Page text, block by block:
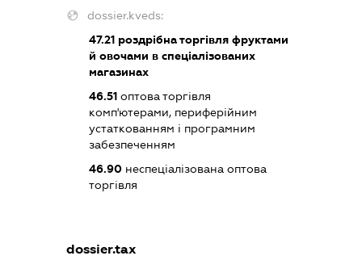
dossier.kveds:
47.21роздрібна торгівля фруктами
й овочами в спеціалізованих
магазинах
46.51оптова торгівля
комп'ютерами, периферійним
устаткованням і програмним
забезпеченням
46.90неспеціалізована оптова
торгівля
dossier.tax